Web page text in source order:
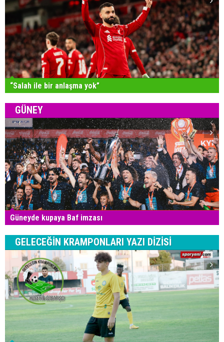
“Salah ile bir anlaşma yok”
GÜNEY
Güneyde kupaya Baf imzası
GELECEĞİN KRAMPONLARI YAZI DİZİSİ